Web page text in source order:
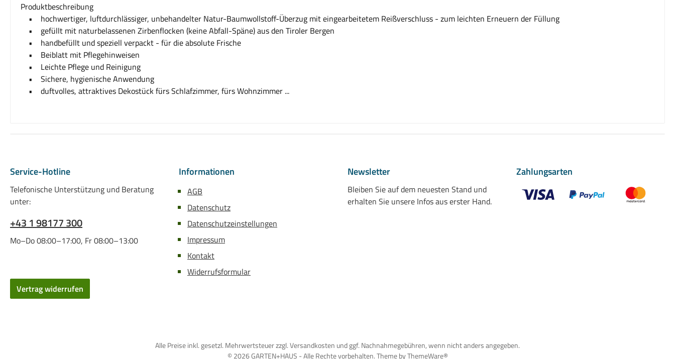
Produktbeschreibung
• hochwertiger, luftdurchlässiger, unbehandelter Natur-Baumwollstoff-Überzug mit eingearbeitetem Reißverschluss - zum leichten Erneuern der Füllung
• gefüllt mit naturbelassenen Zirbenflocken (keine Abfall-Späne) aus den Tiroler Bergen
• handbefüllt und speziell verpackt - für die absolute Frische
• Beiblatt mit Pflegehinweisen
• Leichte Pflege und Reinigung
• Sichere, hygienische Anwendung
• duftvolles, attraktives Dekostück fürs Schlafzimmer, fürs Wohnzimmer ...
Service-Hotline
Telefonische Unterstützung und Beratung
unter:
+43 1 98177 300
Mo–Do 08:00–17:00, Fr 08:00–13:00
Vertrag widerrufen
Informationen
AGB
Datenschutz
Datenschutzeinstellungen
Impressum
Kontakt
Widerrufsformular
Newsletter
Bleiben Sie auf dem neuesten Stand und
erhalten Sie unsere Infos aus erster Hand.
Zahlungsarten
Alle Preise inkl. gesetzl. Mehrwertsteuer zzgl. Versandkosten und ggf. Nachnahmegebühren, wenn nicht anders angegeben.
© 2026 GARTEN+HAUS - Alle Rechte vorbehalten. Theme byThemeWare®